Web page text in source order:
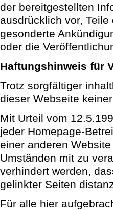
der bereitgestellten
ausdrücklich vor,
gesonderte
oder die
Haftungshinweis für
Trotz sorgfältiger
dieser Webseite
Mit Urteil vom
jeder Homepage-
einer anderen
Umständen mit zu
verhindert werden,
gelinkter Seiten
Für alle hier